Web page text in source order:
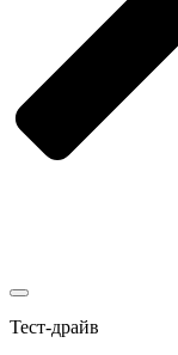
Тест-драйв